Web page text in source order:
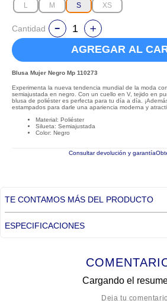
L M S XS
Cantidad
AGREGAR AL
Blusa Mujer Negro Mp 110273
Experimenta la nueva tendencia mundial de la moda
semiajustada en negro. Con un cuello en V, tejido en
blusa de poliéster es perfecta para tu día a día.
estampados para darle una apariencia moderna y
Material: Poliéster
Silueta: Semiajustada
Color: Negro
Consultar devolución y garantía
TE CONTAMOS MÁS DEL PRODUCTO
ESPECIFICACIONES
Cargando el